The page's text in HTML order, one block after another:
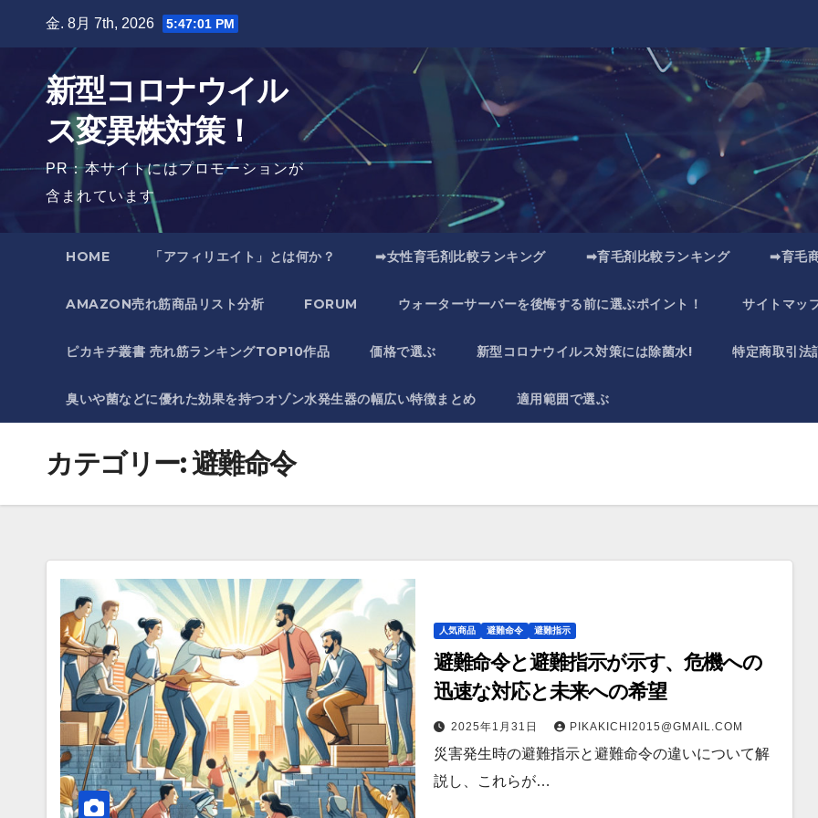
金. 8月 7th, 2026 5:47:02 PM
新型コロナウイル
ス変異株対策！
PR：本サイトにはプロモーションが
含まれています
HOME 「アフィリエイト」とは何か？ ➡女性育毛剤比較ランキング ➡育毛剤比較ランキング ➡育毛
AMAZON売れ筋商品リスト分析 FORUM ウォーターサーバーを後悔する前に選ぶポイント！ サイトマッ
ピカキチ叢書 売れ筋ランキングTOP10作品 価格で選ぶ 新型コロナウイルス対策には除菌水! 特定商取引法
臭いや菌などに優れた効果を持つオゾン水発生器の幅広い特徴まとめ 適用範囲で選ぶ
カテゴリー:避難命令
人気商品 避難命令 避難指示
避難命令と避難指示が示す、危機への
迅速な対応と未来への希望
2025年1月31日 PIKAKICHI2015@GMAIL.COM
災害発生時の避難指示と避難命令の違いについて解
説し、これらが…